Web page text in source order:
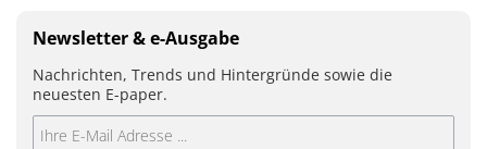
Newsletter & e-Ausgabe
Nachrichten, Trends und Hintergründe sowie die
neuesten E-paper.